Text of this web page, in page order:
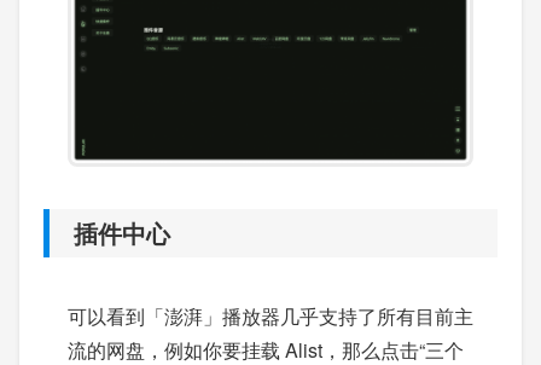
插件中心
可以看到「澎湃」播放器几乎支持了所有目前主
流的网盘，例如你要挂载 Alist，那么点击“三个